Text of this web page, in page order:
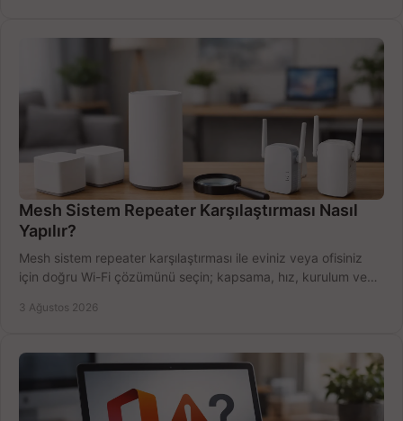
Mesh Sistem Repeater Karşılaştırması Nasıl
Yapılır?
Mesh sistem repeater karşılaştırması ile eviniz veya ofisiniz
için doğru Wi-Fi çözümünü seçin; kapsama, hız, kurulum ve
3 Ağustos 2026